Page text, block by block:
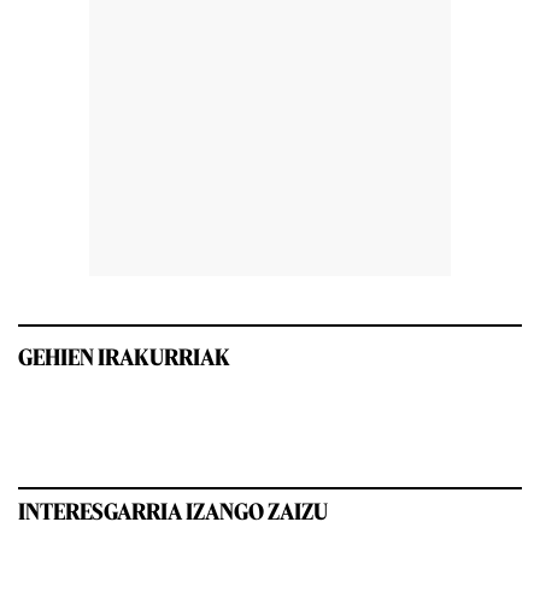
GEHIEN IRAKURRIAK
INTERESGARRIA IZANGO ZAIZU